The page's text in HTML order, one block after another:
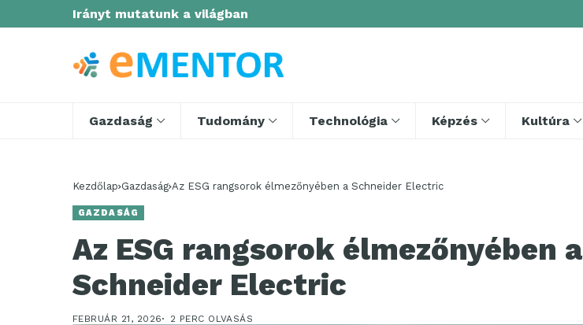
Irányt mutatunk a világban
Gazdaság Tudomány Technológia Képzés Kultúra
Kezdőlap Gazdaság Az ESG rangsorok élmezőnyében a Schneider Electric
GAZDASÁG
Az ESG rangsorok élmezőnyében a
Schneider Electric
FEBRUÁR 21, 2026 2 PERC OLVASÁS